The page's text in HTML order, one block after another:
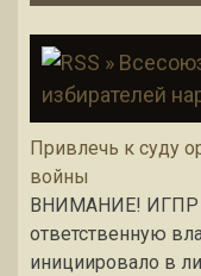
»
избирателей
Привлечь к суду
войны
ВНИМАНИЕ! ИГПР
ответственную
инициировало в